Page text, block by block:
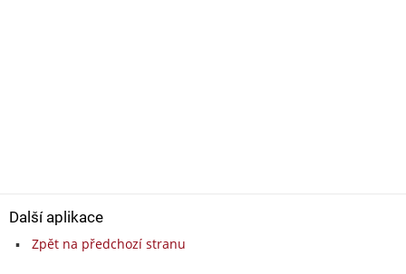
Další aplikace
Zpět na předchozí stranu